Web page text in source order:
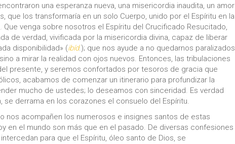
una esperanza nueva, una misericordia inaudita, un amor
que los transformaría en un solo Cuerpo, unido por el Espíritu en la
venga sobre nosotros el Espíritu del Crucificado Resucitado,
de verdad, vivificada por la misericordia divina, capaz de liberar
disponibilidad» (ibíd.); que nos ayude a no quedarnos paralizados
a mirar la realidad con ojos nuevos. Entonces, las tribulaciones
presente, y seremos confortados por tesoros de gracia que
acabamos de comenzar un itinerario para profundizar la
mucho de ustedes; lo deseamos con sinceridad. Es verdad
derrama en los corazones el consuelo del Espíritu.
nos acompañen los numerosos e insignes santos de estas
en el mundo son más que en el pasado. De diversas confesiones
para que el Espíritu, óleo santo de Dios, se